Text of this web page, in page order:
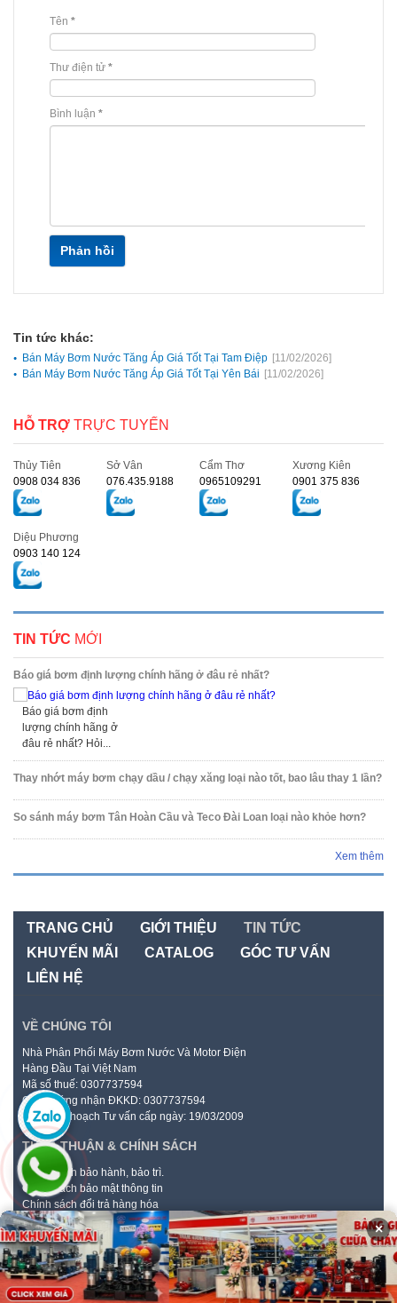
×
Tên *
Thư điện tử *
Bình luận *
Phản hồi
Tin tức khác:
Bán Máy Bơm Nước Tăng Áp Giá Tốt Tại Tam Điệp [11/02/2026]
Bán Máy Bơm Nước Tăng Áp Giá Tốt Tại Yên Bái [11/02/2026]
HỖ TRỢ TRỰC TUYẾN
Thủy Tiên
0908 034 836
Sở Vân
076.435.9188
Cẩm Thơ
0965109291
Xương Kiên
0901 375 836
Diệu Phương
0903 140 124
TIN TỨC MỚI
Báo giá bơm định lượng chính hãng ở đâu rẻ nhất?
Báo giá bơm định
lượng chính hãng ở
đâu rẻ nhất? Hỏi...
Thay nhớt máy bơm chạy dầu / chạy xăng loại nào tốt, bao lâu thay 1 lần?
So sánh máy bơm Tân Hoàn Cầu và Teco Đài Loan loại nào khỏe hơn?
Xem thêm
TRANG CHỦ GIỚI THIỆU
TIN TỨC
KHUYẾN MÃI
CATALOG
GÓC TƯ VẤN
LIÊN HỆ
VỀ CHÚNG TÔI
Nhà Phân Phối Máy Bơm Nước Và Motor Điện
Hàng Đầu Tại Việt Nam
Mã số thuế: 0307737594
Giấy chứng nhận ĐKKD: 0307737594
do Sở Kế hoạch Tư vấn cấp ngày: 19/03/2009
THỎA THUẬN & CHÍNH SÁCH
Chính sách bảo hành, bảo trì.
Chính sách bảo mật thông tin
Chính sách đổi trả hàng hóa
Hình thức thanh toán
Hướng dẫn mua hàng online
Phương thức vận chuyển
CÔNG TY TNHH THUẬN HIỆP THÀNH